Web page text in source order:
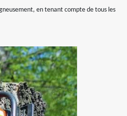
en tenant compte de tous les